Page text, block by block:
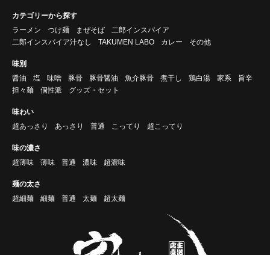
カテゴリーから探す
ラーメン
つけ麺 まぜそば
二郎インスパイア
二郎インスパイア汁なし
TAKUMEN LABO カレー その他
味別
醤油
塩 味噌 豚骨 豚骨醤油 魚介豚骨 煮干し 鶏白湯 家系
旨辛
担々麺
個性派 グッズ・セット
味わい
超あっさり
あっさり 普通 こってり 超こってり
味の濃さ
超薄味
薄味 普通 濃味 超濃味
麺の太さ
超細麺
細麺 普通 太麺 超太麺